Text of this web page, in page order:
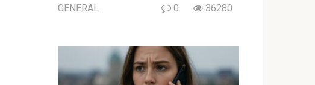
GENERAL
0 36280